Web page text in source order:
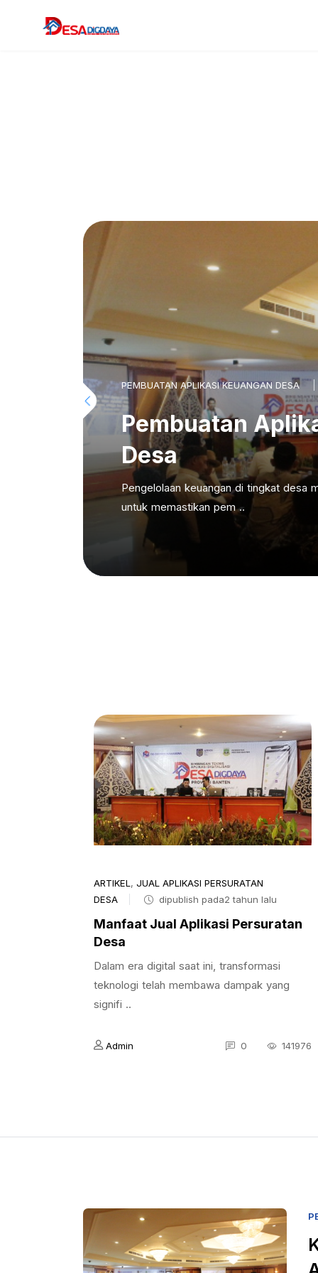
PEMBUATAN APLIKASI KEUANGAN DESA
Pembuatan
Desa
Pengelolaan keuangan di tingkat desa
untuk memastikan pem ..
ARTIKEL , JUAL APLIKASI PERSURATAN
DESA
dipublish pada2 tahun lalu
Manfaat Jual Aplikasi Persuratan
Desa
Dalam era digital saat ini, transformasi
teknologi telah membawa dampak yang
signifi ..
Admin 0 141976